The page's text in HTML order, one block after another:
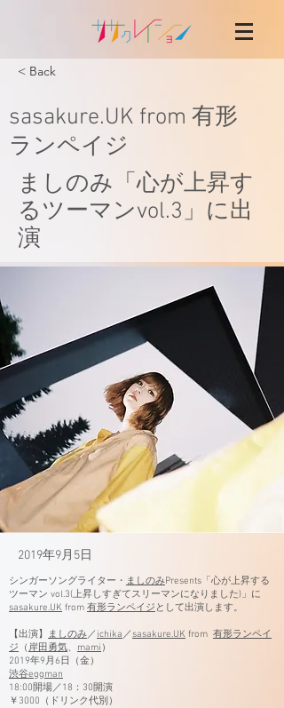
< Back
sasakure.UK from 有形
ランペイジ
ましの​み「心が上昇す
るツーマンvol.3」に出
演
2019年9月5日
シンガーソングライター・ ましのみPresents「心が上昇する
ツーマン vol.3(上昇しすぎてスリーマンになりました)」に
sasakure.UK from 有形ランペイジ として出演します。
【出演】 ましのみ／ ichika／sasakure.UK from 有形ランペイ
ジ （岸田勇気、 mami ）
2019年9月6日（金）
渋谷eggman
18:00開場／18：30開演
￥3000（ドリンク代別）